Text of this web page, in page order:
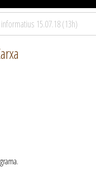
15.07.18 (13h)